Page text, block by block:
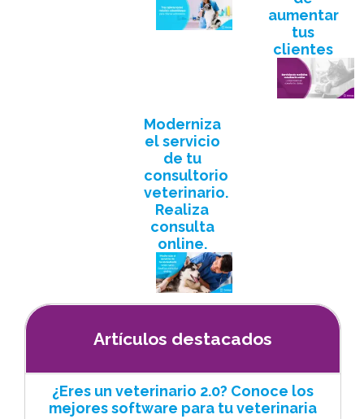
aumentar
tus
clientes
Moderniza
el servicio
de tu
consultorio
veterinario.
Realiza
consulta
online.
Artículos destacados
¿Eres un veterinario 2.0? Conoce los
mejores software para tu veterinaria